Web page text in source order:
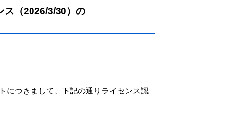
ス（2026/3/30）の
につきまして、下記の通りライセンス認